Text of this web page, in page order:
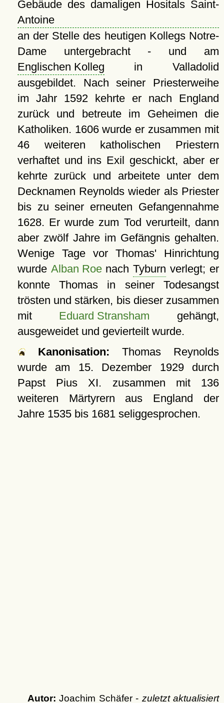
Gebäude des damaligen Hositals Saint-
Antoine
an der Stelle des heutigen Kollegs Notre-
Dame untergebracht - und am
Englischen Kolleg in Valladolid
ausgebildet. Nach seiner Priesterweihe
im Jahr 1592 kehrte er nach England
zurück und betreute im Geheimen die
Katholiken. 1606 wurde er zusammen mit
46 weiteren katholischen Priestern
verhaftet und ins Exil geschickt, aber er
kehrte zurück und arbeitete unter dem
Decknamen Reynolds wieder als Priester
bis zu seiner erneuten Gefangennahme
1628. Er wurde zum Tod verurteilt, dann
aber zwölf Jahre im Gefängnis gehalten.
Wenige Tage vor Thomas' Hinrichtung
wurde Alban RoenachTyburn verlegt; er
konnte Thomas in seiner Todesangst
trösten und stärken, bis dieser zusammen
mit Eduard Stransham gehängt,
ausgeweidet und gevierteilt wurde.
Kanonisation: Thomas Reynolds
wurde am 15. Dezember 1929durch
Papst Pius XI. zusammen mit 136
weiteren Märtyrern aus England der
Jahre 1535 bis 1681 seliggesprochen.
Autor: Joachim Schäfer - zuletzt aktualisiert